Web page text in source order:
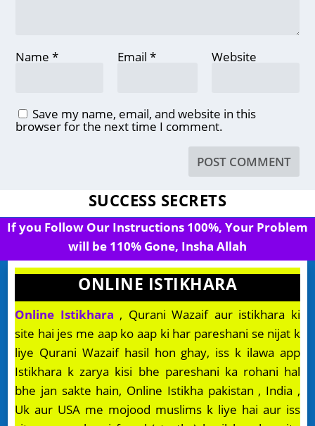
Name* Email * Website
Save my name, email, and website in this
browser for the next time I comment.
SUCCESS SECRETS
If you Follow Our Instructions 100%, Your Problem
will be 110% Gone, Insha Allah
ONLINE ISTIKHARA
Online Istikhara , Qurani Wazaif aur istikhara ki
site hai jes me aap ko aap ki har pareshani se nijat k
liye Qurani Wazaif hasil hon ghay, iss k ilawa app
Istikhara k zarya kisi bhe pareshani ka rohani hal
bhe jan sakte hain, Online Istikha pakistan , India ,
Uk aur USA me mojood muslims k liye hai aur iss